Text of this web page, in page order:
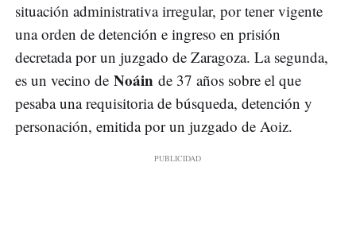
situación administrativa irregular, por tener vigente
una orden de detención e ingreso en prisión
decretada por un juzgado de Zaragoza. La segunda,
es un vecino de Noáin de 37 años sobre el que
pesaba una requisitoria de búsqueda, detención y
personación, emitida por un juzgado de Aoiz.